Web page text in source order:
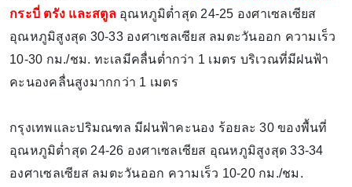
กระบี่ ตรัง และสตูลอุณหภูมิต่ำสุด 24-25 องศาเซลเซียส
อุณหภูมิสูงสุด 30-33 องศาเซลเซียส ลมตะวันออก ความเร็ว
10-30 กม./ชม. ทะเลมีคลื่นต่ำกว่า 1 เมตร บริเวณที่มีฝนฟ้า
คะนองคลื่นสูงมากกว่า 1 เมตร
กรุงเทพและปริมณฑล มีฝนฟ้าคะนอง ร้อยละ 30 ของพื้นที่
อุณหภูมิต่ำสุด 24-26 องศาเซลเซียส อุณหภูมิสูงสุด 33-34
องศาเซลเซียส ลมตะวันออก ความเร็ว 10-20 กม./ชม.